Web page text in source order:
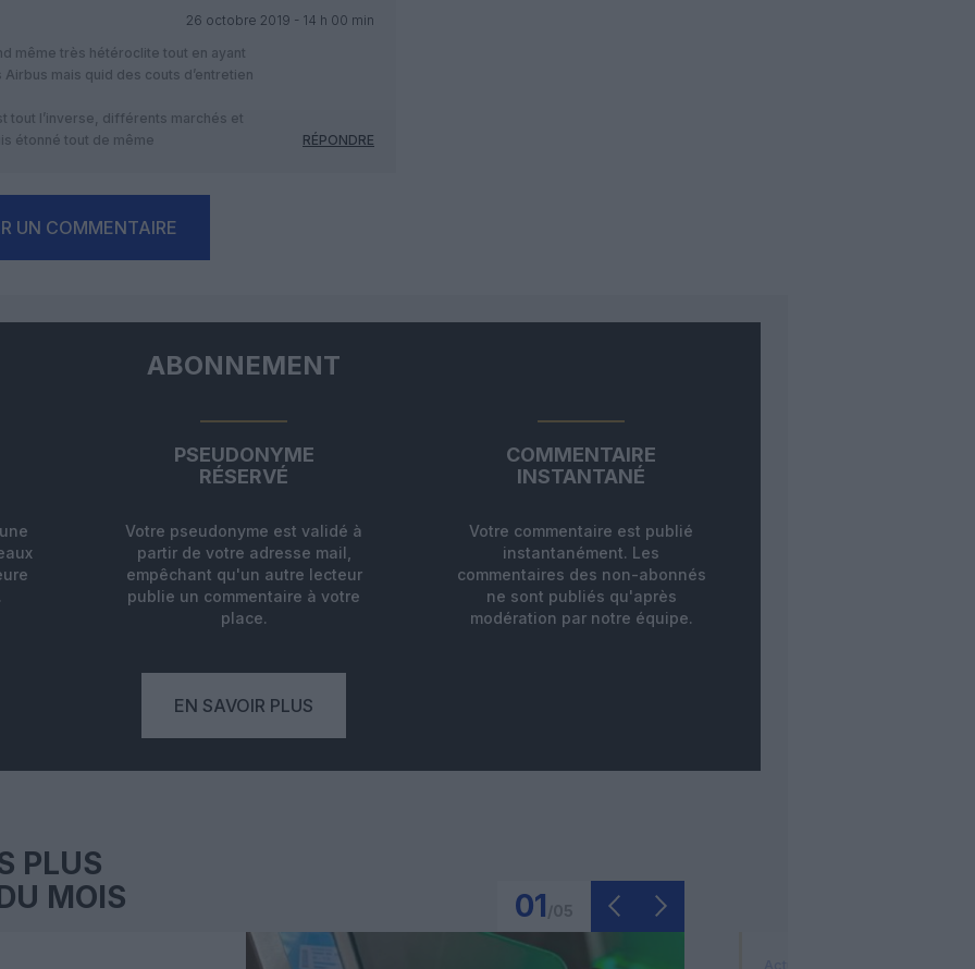
26 octobre 2019 - 14 h 00 min
même très hétéroclite tout en ayant
mais quid des couts d’entretien
tout l’inverse, différents marchés et
étonné tout de même
RÉPONDRE
UN COMMENTAIRE
ABONNEMENT
PSEUDONYME
RÉSERVÉ
Votre pseudonyme est validé à
partir de votre adresse mail,
empêchant qu'un autre lecteur
publie un commentaire à votre
place.
COMMENTAIRE
INSTANTANÉ
Votre commentaire est publié
instantanément. Les
commentaires des non-abonnés
ne sont publiés qu'après
modération par notre équipe.
EN SAVOIR PLUS
PLUS
MOIS
01